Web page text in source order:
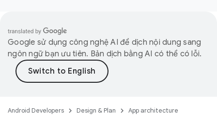
Google sử dụng công nghệ AI để dịch nội dung sang
ngôn ngữ bạn ưu tiên. Bản dịch bằng AI có thể có lỗi.
Android Developers Design & Plan App architecture